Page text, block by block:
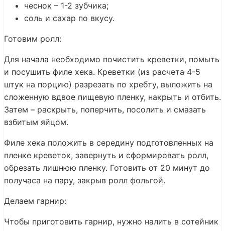
чеснок – 1-2 зубчика;
соль и сахар по вкусу.
Готовим ролл:
Для начала необходимо почистить креветки, помыть
и посушить филе хека. Креветки (из расчета 4-5
штук на порцию) разрезать по хребту, выложить на
сложенную вдвое пищевую пленку, накрыть и отбить.
Затем – раскрыть, поперчить, посолить и смазать
взбитым яйцом.
Филе хека положить в середину подготовленных на
пленке креветок, завернуть и сформировать ролл,
обрезать лишнюю пленку. Готовить от 20 минут до
получаса на пару, закрыв ролл фольгой.
Делаем гарнир:
Чтобы приготовить гарнир, нужно налить в сотейник